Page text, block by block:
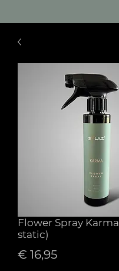
Flower Spray
static)
€ 16,95Prijs